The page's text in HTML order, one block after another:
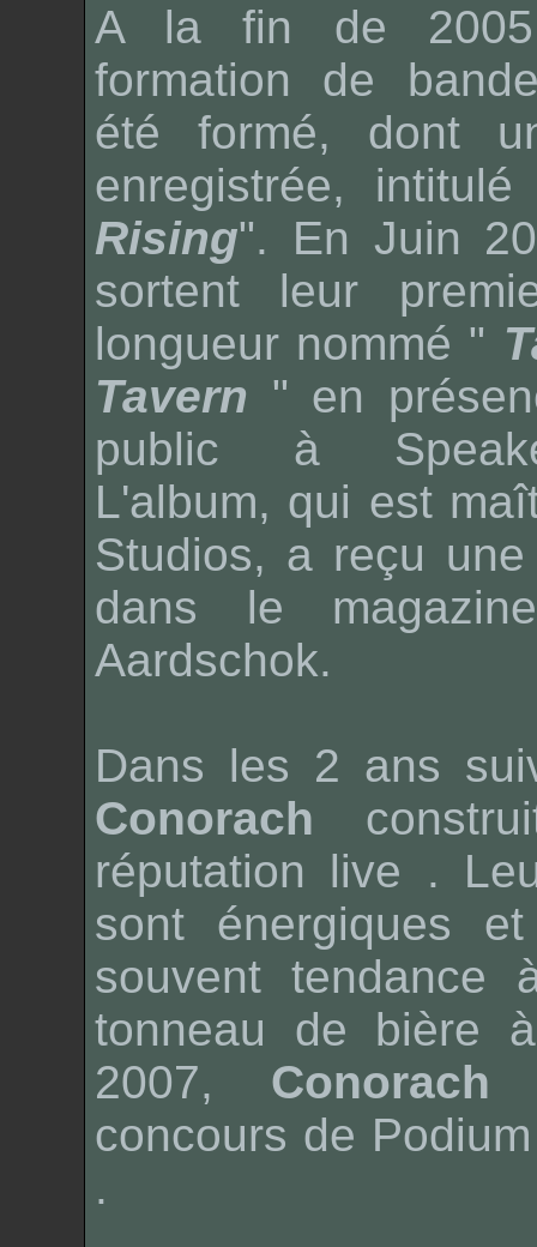
A la fin de
formation de
été formé, dont
enregistrée, intitulé
Rising". En Juin
sortent leur
longueur nommé "
Tavern " en
public à
L'album, qui est
Studios, a reçu
dans le
Aardschok.
Dans les 2 ans
Conorach
réputation live .
sont énergiques
souvent tendance
tonneau de bière
2007, Conorach
concours de
.